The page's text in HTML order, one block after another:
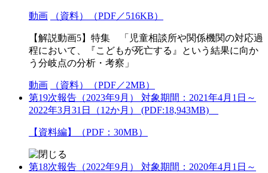
動画 （資料）（PDF／516KB）
【解説動画5】特集 「児童相談所や関係機関の対応過
程において、『こどもが死亡する』という結果に向か
う分岐点の分析・考察」
動画
（資料）（PDF／2MB）
第19次報告（2023年9月） 対象期間：2021年4月1日～
2022年3月31日（12か月） (PDF:18,943MB)
【資料編】（PDF：30MB）
第18次報告（2022年9月） 対象期間：2020年4月1日～